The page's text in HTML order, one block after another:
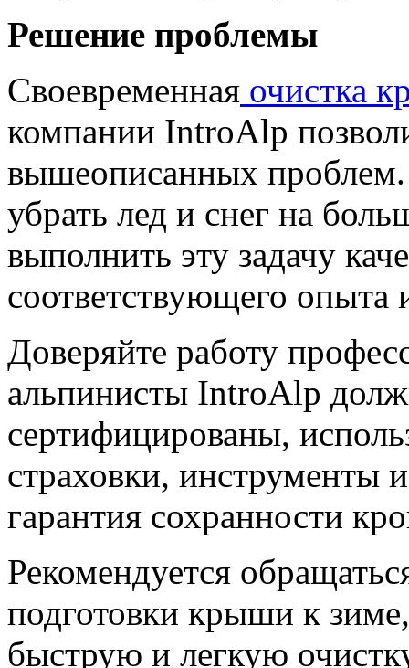
Решение проблемы
Своевременная очистка
компании IntroAlp
вышеописанных
убрать лед и снег на
выполнить эту задачу
соответствующего опыта
Доверяйте работу
альпинисты IntroAlp
сертифицированы,
страховки, инструменты
гарантия сохранности
Рекомендуется
подготовки крыши к
быструю и легкую